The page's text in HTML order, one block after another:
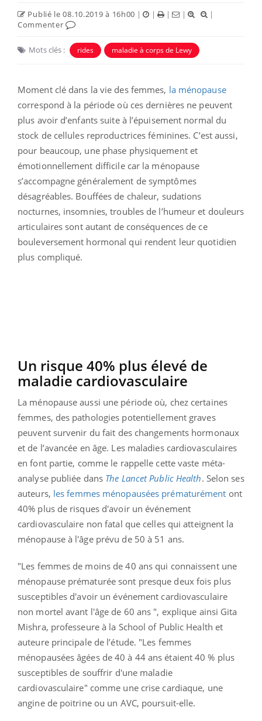
Publié le 08.10.2019 à 16h00 | | | |
|
Commenter
Mots clés : rides maladie à corps de Lewy
Moment clé dans la vie des femmes, la ménopause
correspond à la période où ces dernières ne peuvent
plus avoir d’enfants suite à l’épuisement normal du
stock de cellules reproductrices féminines. C’est aussi,
pour beaucoup, une phase physiquement et
émotionnellement difficile car la ménopause
s’accompagne généralement de symptômes
désagréables. Bouffées de chaleur, sudations
nocturnes, insomnies, troubles de l’humeur et douleurs
articulaires sont autant de conséquences de ce
bouleversement hormonal qui rendent leur quotidien
plus compliqué.
Un risque 40% plus élevé de
maladie cardiovasculaire
La ménopause aussi une période où, chez certaines
femmes, des pathologies potentiellement graves
peuvent survenir du fait des changements hormonaux
et de l’avancée en âge. Les maladies cardiovasculaires
en font partie, comme le rappelle cette vaste méta-
analyse publiée dans The Lancet Public Health. Selon ses
auteurs, les femmes ménopausées prématurément ont
40% plus de risques d'avoir un événement
cardiovasculaire non fatal que celles qui atteignent la
ménopause à l'âge prévu de 50 à 51 ans.
"Les femmes de moins de 40 ans qui connaissent une
ménopause prématurée sont presque deux fois plus
susceptibles d'avoir un événement cardiovasculaire
non mortel avant l'âge de 60 ans ", explique ainsi Gita
Mishra, professeure à la School of Public Health et
auteure principale de l’étude. "Les femmes
ménopausées âgées de 40 à 44 ans étaient 40 % plus
susceptibles de souffrir d'une maladie
cardiovasculaire" comme une crise cardiaque, une
angine de poitrine ou un AVC, poursuit-elle.